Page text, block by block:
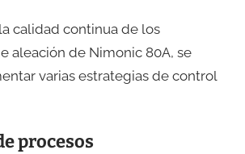
calidad continua de los
aleación de Nimonic 80A, se
varias estrategias de control
procesos